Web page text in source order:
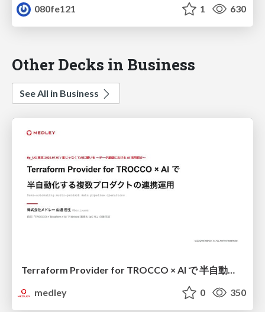
080fe121
1 630
Other Decks in Business
See All in Business
medley
0 350